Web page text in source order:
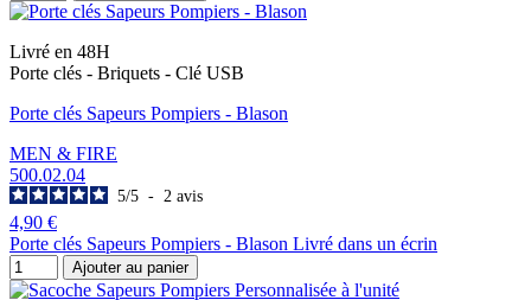
Livré en 48H
Porte clés - Briquets - Clé USB
Porte clés Sapeurs Pompiers - Blason
MEN & FIRE
500.02.04
5/5 - 2 avis
4,90 €
Porte clés Sapeurs Pompiers - Blason Livré dans un écrin
Ajouter au panier